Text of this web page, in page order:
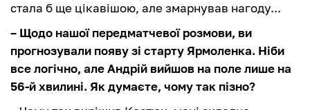
стала б ще цікавішою, але змарнував нагоду...
– Щодо нашої передматчевої розмови, ви
прогнозували появу зі старту Ярмоленка. Ніби
все логічно, але Андрій вийшов на поле лише на
56-й хвилині. Як думаєте, чому так пізно?